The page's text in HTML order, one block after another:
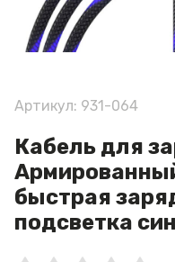
Артикул: 931-064
Кабель для
быстрая
подсветка